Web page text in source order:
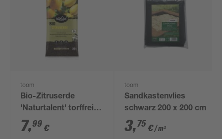
toom
Bio-Zitruserde
'Naturtalent' torffrei
20 l
7,99 €
toom
Sandkastenvlies
schwarz 200 x 200 cm
3,75 €/ m²